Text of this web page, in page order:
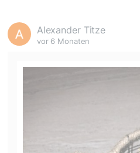
Alexander Titze
vor 6 Monaten